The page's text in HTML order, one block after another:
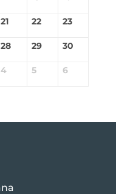
21 22 23
28 29 30
4 5 6